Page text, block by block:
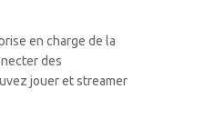
en charge de la
des
jouer et streamer